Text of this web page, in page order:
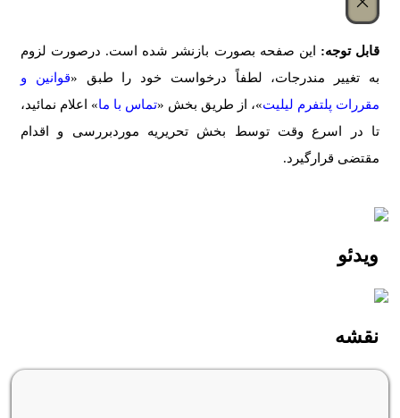
قابل توجه: این صفحه بصورت بازنشر شده است. درصورت لزوم
به تغییر مندرجات، لطفاً درخواست خود را طبق «قوانین و
مقررات پلتفرم لیلیت»، از طریق بخش «تماس با ما» اعلام نمائید،
تا در اسرع وقت توسط بخش تحریریه موردبررسی و اقدام
مقتضی قرارگیرد.
ویدئو
نقشه